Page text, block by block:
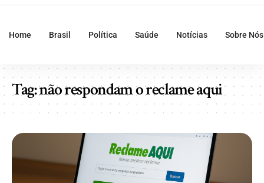
Home Brasil Política Saúde Notícias Sobre Nós
Tag:não respondam o reclame aqui